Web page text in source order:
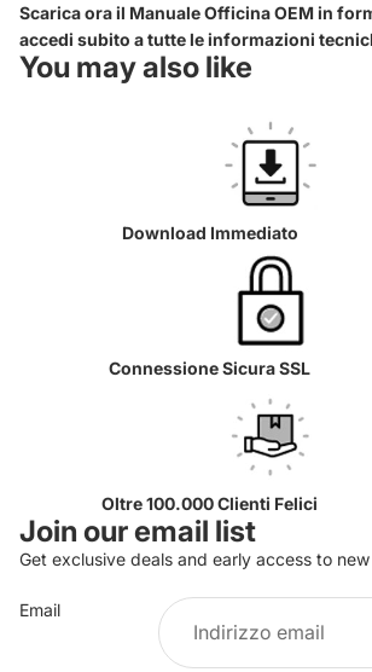
Scarica ora il Manuale Officina OEM in
accedi subito a tutte le informazioni
You may also like
Download Immediato
Connessione Sicura SSL
Oltre 100.000 Clienti Felici
Join our email list
Get exclusive deals and early access to
Email
Informativa sulla privacy